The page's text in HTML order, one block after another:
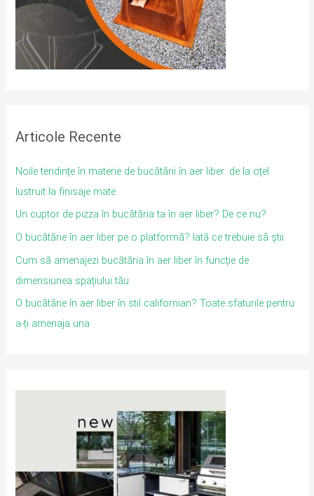
Articole Recente
Noile tendințe în materie de bucătării în aer liber: de la oțel
lustruit la finisaje mate
Un cuptor de pizza în bucătăria ta în aer liber? De ce nu?
O bucătărie în aer liber pe o platformă? Iată ce trebuie să știi
Cum să amenajezi bucătăria în aer liber în funcție de
dimensiunea spațiului tău
O bucătărie în aer liber în stil californian? Toate sfaturile pentru
a-ți amenaja una